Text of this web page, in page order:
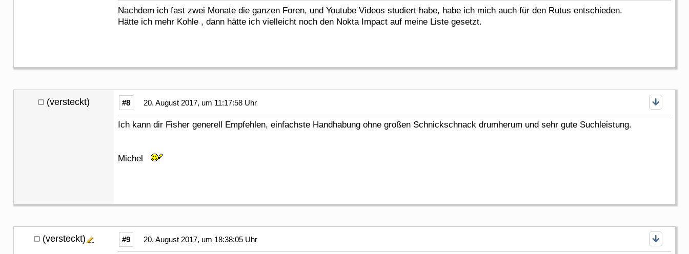
Nachdem ich fast zwei Monate die ganzen Foren, und Youtube Videos studiert habe, habe ich mich auch für den Rutus entschieden.
Hätte ich mehr Kohle , dann hätte ich vielleicht noch den Nokta Impact auf meine Liste gesetzt.
(versteckt) #8 20. August 2017, um 11:17:58 Uhr
Ich kann dir Fisher generell Empfehlen, einfachste Handhabung ohne großen Schnickschnack drumherum und sehr gute Suchleistung.
Michel
(versteckt) #9 20. August 2017, um 18:38:05 Uhr